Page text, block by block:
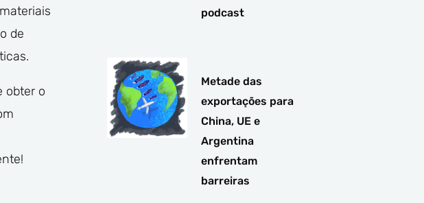
de
obter o
podcast
Metade das
exportações para
China, UE e
Argentina
enfrentam
barreiras